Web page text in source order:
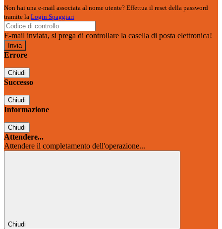
Non hai una e-mail associata al nome utente? Effettua il reset della password
tramite la Login Spaggiari
E-mail inviata, si prega di controllare la casella di posta elettronica!
Errore
Chiudi
Successo
Chiudi
Informazione
Chiudi
Attendere...
Attendere il completamento dell'operazione...
Chiudi